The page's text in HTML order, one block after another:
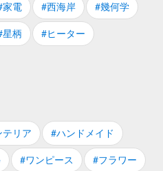
家電 #西海岸 #幾何学
星柄 #ヒーター
テリア #ハンドメイド
#ワンピース #フラワー